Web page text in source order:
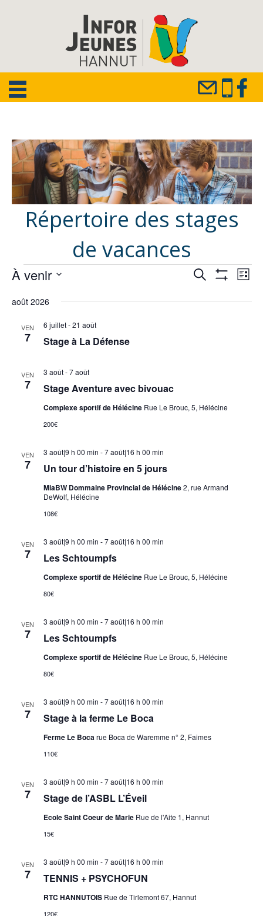
Répertoire des stages
de vacances
Évènements
Recherche
navigation
Recherche
Filtres
Liste
À venir
une
août 2026
VEN
7 Stage à La Défense
6 juillet-21 août
VEN
7 Stage Aventure avec bivouac
3 août-7 août
Complexe sportif de Hélécine Rue Le Brouc, 5, Hélécine
200€
VEN
7 Un tour d’histoire en 5 jours
3 août|9 h 00 min -7 août|16 h 00 min
MiaBW Dommaine Provincial de Hélécine2, rue Armand
DeWolf, Hélécine
108€
VEN
7 Les Schtoumpfs
3 août|9 h 00 min -7 août|16 h 00 min
Complexe sportif de Hélécine Rue Le Brouc, 5, Hélécine
80€
VEN
7 Les Schtoumpfs
3 août|9 h 00 min -7 août|16 h 00 min
Complexe sportif de Hélécine Rue Le Brouc, 5, Hélécine
80€
VEN
7 Stage à la ferme Le Boca
3 août|9 h 00 min -7 août|16 h 00 min
Ferme Le Bocarue Boca de Waremme n° 2, Faimes
110€
VEN
7 Stage de l’ASBL L’Éveil
3 août|9 h 00 min -7 août|16 h 00 min
Ecole Saint Coeur de Marie Rue de l'Aite 1, Hannut
15€
VEN
7 TENNIS + PSYCHOFUN
3 août|9 h 00 min -7 août|16 h 00 min
RTC HANNUTOIS Rue de Tirlemont 67, Hannut
120€